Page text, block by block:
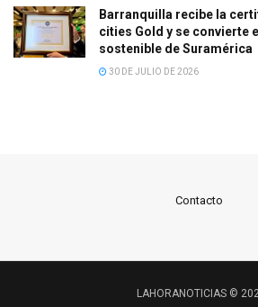
Barranquilla recibe la
cities Gold y se convierte
sostenible de Suramérica
30 DE JULIO DE 2026
Contacto
LAHORANOTICIAS ©